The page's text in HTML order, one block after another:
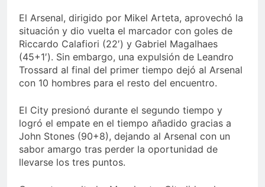
El Arsenal, dirigido por Mikel Arteta, aprovechó la
situación y dio vuelta el marcador con goles de
Riccardo Calafiori (22′) y Gabriel Magalhaes
(45+1′). Sin embargo, una expulsión de Leandro
Trossard al final del primer tiempo dejó al Arsenal
con 10 hombres para el resto del encuentro.
El City presionó durante el segundo tiempo y
logró el empate en el tiempo añadido gracias a
John Stones (90+8), dejando al Arsenal con un
sabor amargo tras perder la oportunidad de
llevarse los tres puntos.